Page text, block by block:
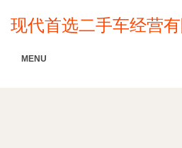
现代首选二手车经营
MENU